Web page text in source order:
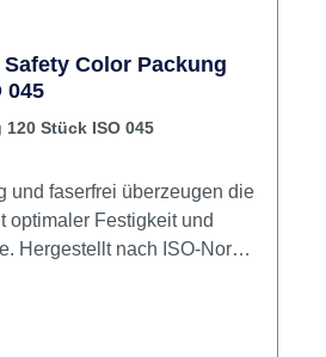
effektive Behandlung
jetzt online bei
Color Packung
045
120 Stück ISO 045
und faserfrei überzeugen die
optimaler Festigkeit und
Hergestellt nach ISO-Norm
Folienversiegelung und
Behandlungshygiene.